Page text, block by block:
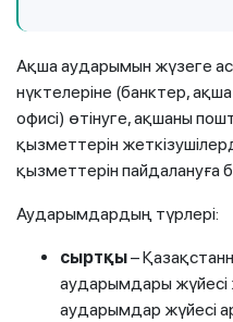
Ақша аударымын жүзеге
нүктелеріне (банктер,
офисі) өтінуге, ақшаны
қызметтерін
қызметтерін пайдалануға
Аударымдардың түрлері:
сыртқы–
аударымдары жүйесі
аударымдар жүйесі